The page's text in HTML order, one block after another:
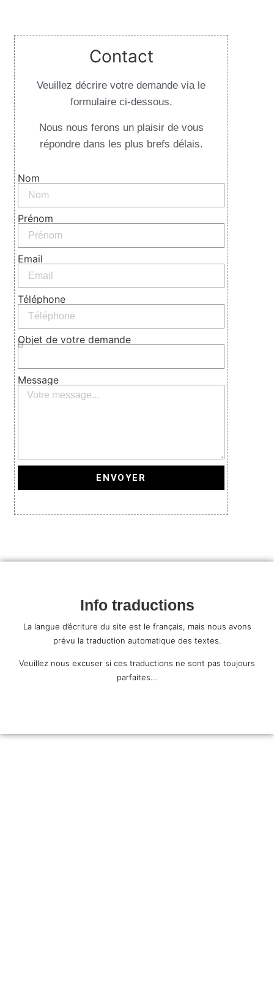
Contact
Veuillez décrire votre demande via le
formulaire ci-dessous.
Nous nous ferons un plaisir de vous
répondre dans les plus brefs délais.
Nom
Prénom
Email
Téléphone
Objet de votre demande
Message
ENVOYER
Info traductions
La langue d’écriture du site est le français, mais nous avons
prévu la traduction automatique des textes.
Veuillez nous excuser si ces traductions ne sont pas toujours
parfaites…